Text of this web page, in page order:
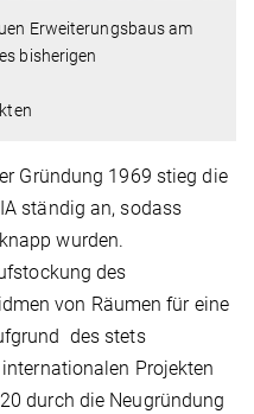
Erweiterungsbaus am
bisherigen
Gründung 1969 stieg die
ständig an, sodass
wurden.
des
von Räumen für eine
des stets
Projekten
durch die Neugründung